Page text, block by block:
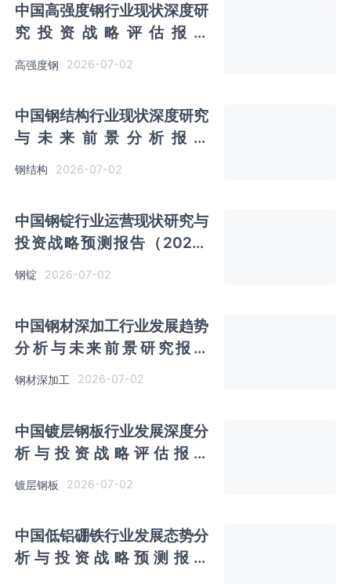
中国高强度钢行业现状深度研
究投资战略评估报告
高强度钢 2026-07-02
中国钢结构行业现状深度研究
与未来前景分析报告
（2026-2033年）
钢结构 2026-07-02
中国钢锭行业运营现状研究与
投资战略预测报告（2026-
2033年）
钢锭 2026-07-02
中国钢材深加工行业发展趋势
分析与未来前景研究报告
（2026-2033年）
钢材深加工 2026-07-02
中国镀层钢板行业发展深度分
析与投资战略评估报告
镀层钢板 2026-07-02
中国低铝硼铁行业发展态势分
析与投资战略预测报告